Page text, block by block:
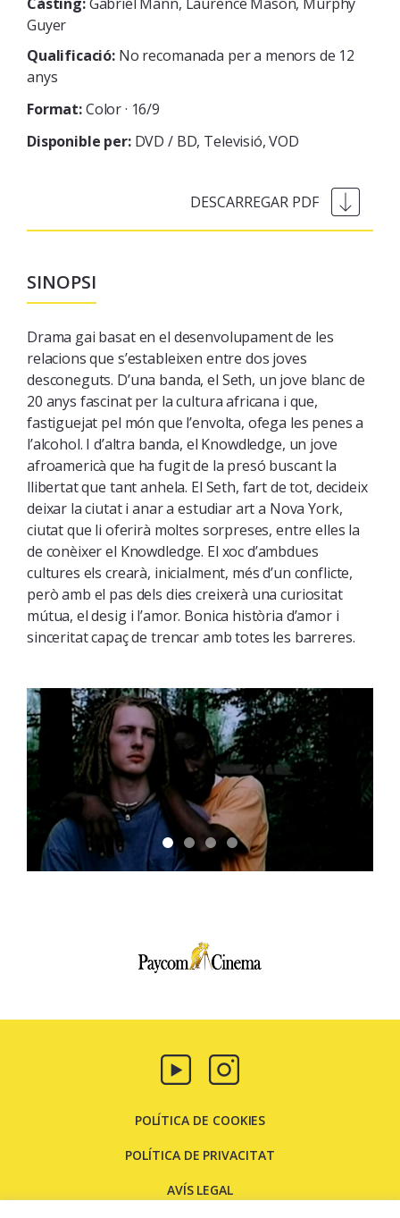
Guyer
Qualificació: No recomanada per a menors de 12
anys
Format:Color · 16/9
Disponible per: DVD / BD Televisió VOD
SINOPSI
Drama gai basat en el desenvolupament de les
relacions que s’estableixen entre dos joves
desconeguts. D’una banda, el Seth, un jove blanc de
20 anys fascinat per la cultura africana i que,
fastiguejat pel món que l’envolta, ofega les penes a
l’alcohol. I d’altra banda, el Knowdledge, un jove
afroamericà que ha fugit de la presó buscant la
llibertat que tant anhela. El Seth, fart de tot, decideix
deixar la ciutat i anar a estudiar art a Nova York,
ciutat que li oferirà moltes sorpreses, entre elles la
de conèixer el Knowdledge. El xoc d’ambdues
cultures els crearà, inicialment, més d’un conflicte,
però amb el pas dels dies creixerà una curiositat
mútua, el desig i l’amor. Bonica història d’amor i
sinceritat capaç de trencar amb totes les barreres.
POLÍTICA DE COOKIES
POLÍTICA DE PRIVACITAT
AVÍS LEGAL